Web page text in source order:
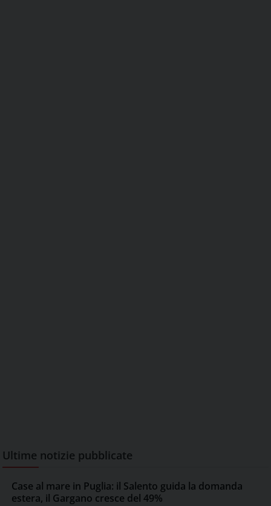
Ultime notizie pubblicate
Case al mare in Puglia: il Salento guida la domanda
estera, il Gargano cresce del 49%